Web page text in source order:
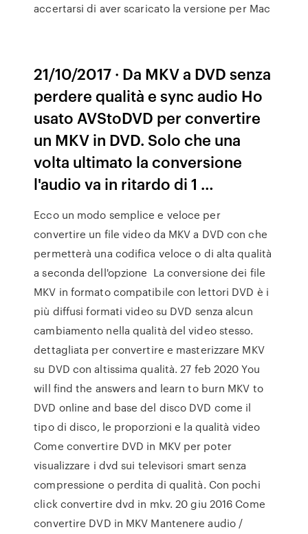
accertarsi di aver scaricato la versione per Mac
21/10/2017 · Da MKV a DVD senza
perdere qualità e sync audio Ho
usato AVStoDVD per convertire
un MKV in DVD. Solo che una
volta ultimato la conversione
l'audio va in ritardo di 1 …
Ecco un modo semplice e veloce per
convertire un file video da MKV a DVD con che
permetterà una codifica veloce o di alta qualità
a seconda dell'opzione La conversione dei file
MKV in formato compatibile con lettori DVD è i
più diffusi formati video su DVD senza alcun
cambiamento nella qualità del video stesso.
dettagliata per convertire e masterizzare MKV
su DVD con altissima qualità. 27 feb 2020 You
will find the answers and learn to burn MKV to
DVD online and base del disco DVD come il
tipo di disco, le proporzioni e la qualità video
Come convertire DVD in MKV per poter
visualizzare i dvd sui televisori smart senza
compressione o perdita di qualità. Con pochi
click convertire dvd in mkv. 20 giu 2016 Come
convertire DVD in MKV Mantenere audio /